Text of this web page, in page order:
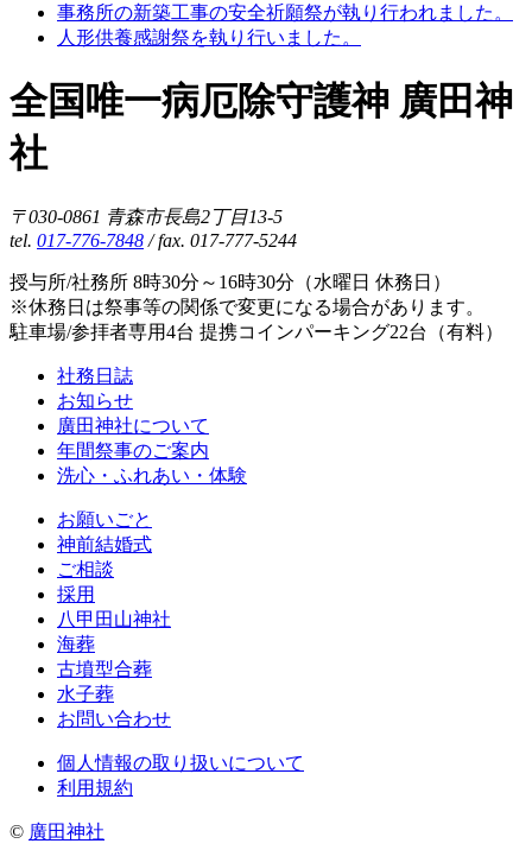
事務所の新築工事の安全祈願祭が執り行われました。
人形供養感謝祭を執り行いました。
全国唯一病厄除守護神 廣田神
社
〒030-0861 青森市長島2丁目13-5
tel. 017-776-7848/ fax. 017-777-5244
授与所/社務所 8時30分～16時30分（水曜日 休務日）
※休務日は祭事等の関係で変更になる場合があります。
駐車場/参拝者専用4台 提携コインパーキング22台（有料）
社務日誌
お知らせ
廣田神社について
年間祭事のご案内
洗心・ふれあい・体験
お願いごと
神前結婚式
ご相談
採用
八甲田山神社
海葬
古墳型合葬
水子葬
お問い合わせ
個人情報の取り扱いについて
利用規約
© 廣田神社